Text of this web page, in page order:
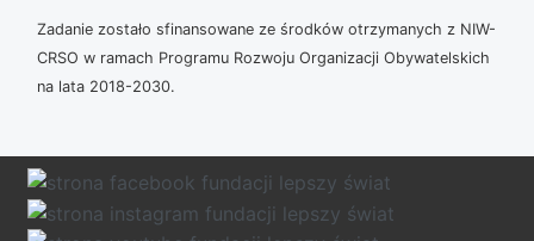
Zadanie zostało sfinansowane ze środków otrzymanych z NIW-
CRSO w ramach Programu Rozwoju Organizacji Obywatelskich
na lata 2018-2030.